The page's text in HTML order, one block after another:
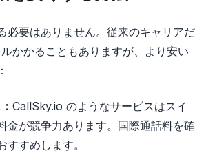
必要はありません。従来のキャリアだ
かかることもありますが、より安い
CallSky.io のようなサービスはスイ
金が競争力あります。国際通話料を確
すすめします。